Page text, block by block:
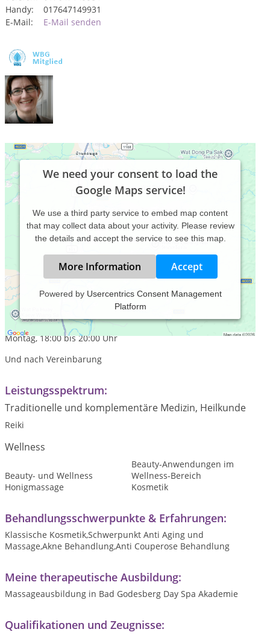
Handy:
017647149931
E-Mail:
E-Mail senden
We need your consent to load the
Google Maps service!
We use a third party service to embed map content
that may collect data about your activity. Please review
the details and accept the service to see this map.
More Information Accept
Powered by Usercentrics Consent Management
Platform
Praxiszeiten:
Freitag, 10:00 bis 18:00 Uhr
Montag, 18:00 bis 20:00 Uhr
Und nach Vereinbarung
Leistungsspektrum:
Traditionelle und komplementäre Medizin, Heilkunde
Reiki
Wellness
Beauty- und Wellness
Beauty-Anwendungen im
Wellness-Bereich
Honigmassage
Kosmetik
Behandlungsschwerpunkte & Erfahrungen:
Klassische Kosmetik,Schwerpunkt Anti Aging und
Massage,Akne Behandlung,Anti Couperose Behandlung
Meine therapeutische Ausbildung:
Massageausbildung in Bad Godesberg Day Spa Akademie
Qualifikationen und Zeugnisse: